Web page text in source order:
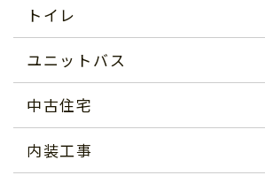
トイレ
ユニットバス
中古住宅
内装工事